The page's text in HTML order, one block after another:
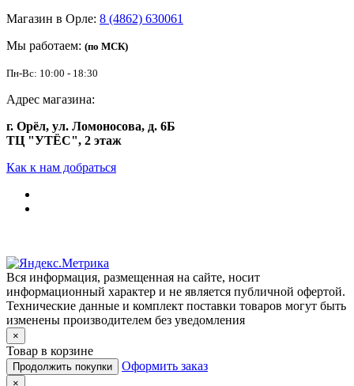
Магазин в Орле: 8 (4862) 630061
Мы работаем: (по МСК)
Пн-Вс: 10:00 - 18:30
Адрес магазина:
г. Орёл, ул. Ломоносова, д. 6Б
ТЦ "УТЁС", 2 этаж
Как к нам добраться
Вся информация, размещенная на сайте, носит
информационный характер и не является публичной офертой.
Технические данные и комплект поставки товаров могут быть
изменены производителем без уведомления
×
Товар в корзине
Продолжить покупки Оформить заказ
×